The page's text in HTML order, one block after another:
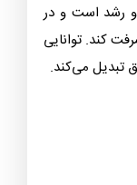
موفقیت و رشد است و در
کند. توانایی
تبدیل می‌کند.